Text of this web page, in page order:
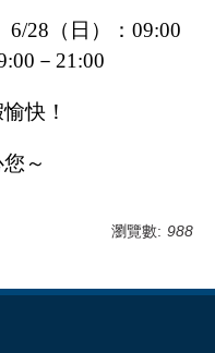
6/28 （日）： 09:00
－ 21:00
快！
～
瀏覽數: 988